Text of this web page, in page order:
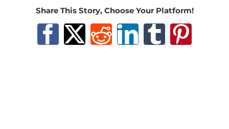
Share This Story, Choose Your Platform!
Facebook
X RedditLinkedIn
Tumblr